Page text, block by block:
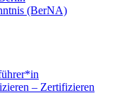
(BerNA)
– Zertifizieren